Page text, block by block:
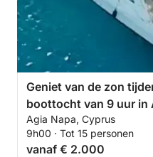
Geniet van de zon
boottocht van 9 uur in
Agia Napa, Cyprus
9h00 · Tot 15 personen
vanaf € 2.000